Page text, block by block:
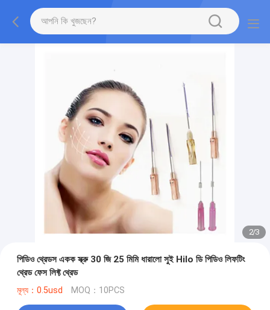
2/3
পিডিও থ্রেডস একক স্ক্রু 30 জি 25 মিমি ধারালো সুই Hilo ডি পিডিও লিফটিং
থ্রেড ফেস লিফ্ট থ্রেড
মূল্য：0.5usd MOQ：10PCS